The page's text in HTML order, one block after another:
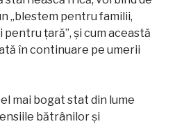
„blestem pentru familii,
țară”, și cum această
în continuare pe umerii
mai bogat stat din lume
bătrânilor și